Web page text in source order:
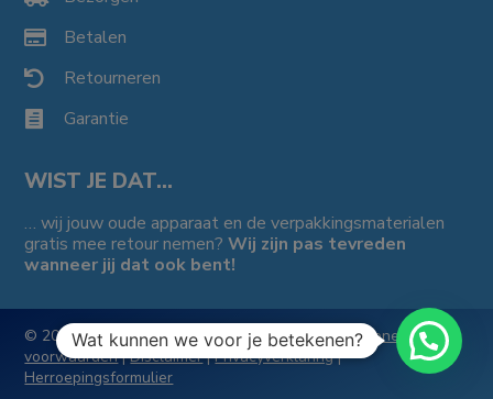
 Betalen
 Retourneren
 Garantie
WIST JE DAT…
… wij jouw oude apparaat en de verpakkingsmaterialen
gratis mee retour nemen?Wij zijn pas tevreden
wanneer jij dat ook bent!
© 2026 | Ontwerp & realisatie: StudioTof!|Algemene
voorwaarden|Disclaimer|Privacyverklaring|
Herroepingsformulier
Wat kunnen we voor je betekenen?